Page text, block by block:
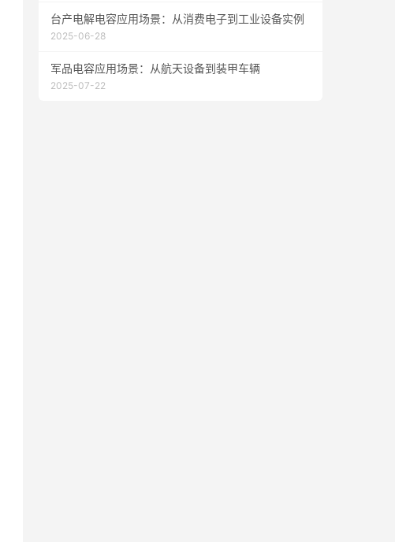
台产电解电容应用场景：从消费电子到工业设备实例
2025-06-28
军品电容应用场景：从航天设备到装甲车辆
2025-07-22